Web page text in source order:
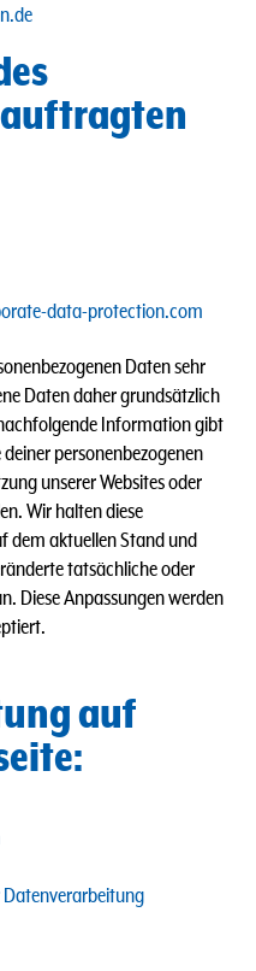
data-protection.com
Daten sehr
Daten daher grundsätzlich
Information gibt
personenbezogenen
unserer Websites oder
Wir halten diese
dem aktuellen Stand und
tatsächliche oder
Diese Anpassungen werden
auf
Datenverarbeitung